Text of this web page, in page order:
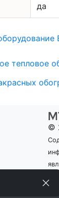
да
тепловое
©